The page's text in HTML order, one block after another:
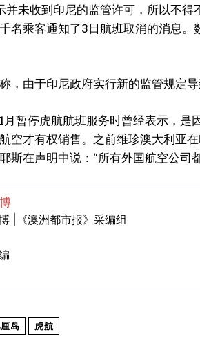
并未收到印尼的监管许可，所以不
名乘客通知了3日航班取消的消息
，由于印尼政府实行新的监管规定
月暂停虎航航班服务时曾经表示，
空才有权销售。之前维珍澳大利亚
斯在声明中说：“所有外国航空公司
|《澳洲都市报》采编组
岛 虎航